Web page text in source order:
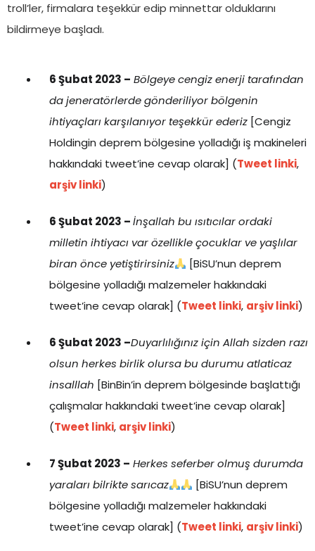
troll’ler, firmalara teşekkür edip minnettar olduklarını
bildirmeye başladı.
6 Şubat 2023 – Bölgeye cengiz enerji tarafından
da jeneratörlerde gönderiliyor bölgenin
ihtiyaçları karşılanıyor teşekkür ederiz [Cengiz
Holdingin deprem bölgesine yolladığı iş makineleri
hakkındaki tweet’ine cevap olarak] (Tweet linki,
arşiv linki)
6 Şubat 2023 –İnşallah bu ısıtıcılar ordaki
milletin ihtiyacı var özellikle çocuklar ve yaşlılar
biran önce yetiştirirsiniz
[BiSU’nun deprem
bölgesine yolladığı malzemeler hakkındaki
tweet’ine cevap olarak] (Tweet linki, arşiv linki)
6 Şubat 2023 –Duyarlılığınız için Allah sizden razı
olsun herkes birlik olursa bu durumu atlaticaz
insalllah [BinBin’in deprem bölgesinde başlattığı
çalışmalar hakkındaki tweet’ine cevap olarak]
(Tweet linki, arşiv linki)
7 Şubat 2023 – Herkes seferber olmuş durumda
yaraları bilrikte sarıcaz
[BiSU’nun deprem
bölgesine yolladığı malzemeler hakkındaki
tweet’ine cevap olarak] (Tweet linki, arşiv linki)